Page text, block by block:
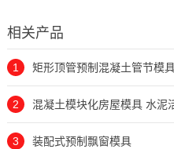
相关产品
1 矩形顶管预制混凝土管节模
2 混凝土模块化房屋模具 水泥
3 装配式预制飘窗模具